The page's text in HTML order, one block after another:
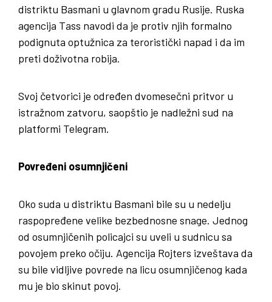
distriktu Basmani u glavnom gradu Rusije. Ruska
agencija Tass navodi da je protiv njih formalno
podignuta optužnica za teroristički napad i da im
preti doživotna robija.
Svoj četvorici je određen dvomesečni pritvor u
istražnom zatvoru, saopštio je nadležni sud na
platformi Telegram.
Povređeni osumnjičeni
Oko suda u distriktu Basmani bile su u nedelju
raspopređene velike bezbednosne snage. Jednog
od osumnjičenih policajci su uveli u sudnicu sa
povojem preko očiju. Agencija Rojters izveštava da
su bile vidljive povrede na licu osumnjičenog kada
mu je bio skinut povoj.